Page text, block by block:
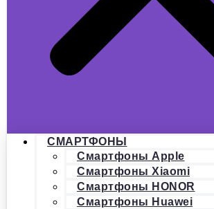
СМАРТФОНЫ
Смартфоны Apple
Смартфоны Xiaomi
Смартфоны HONOR
Смартфоны Huawei